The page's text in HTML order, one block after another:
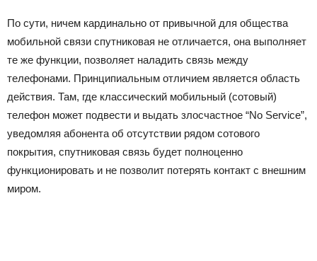
По сути, ничем кардинально от привычной для общества
мобильной связи спутниковая не отличается, она выполняет
те же функции, позволяет наладить связь между
телефонами. Принципиальным отличием является область
действия. Там, где классический мобильный (сотовый)
телефон может подвести и выдать злосчастное “No Service”,
уведомляя абонента об отсутствии рядом сотового
покрытия, спутниковая связь будет полноценно
функционировать и не позволит потерять контакт с внешним
миром.